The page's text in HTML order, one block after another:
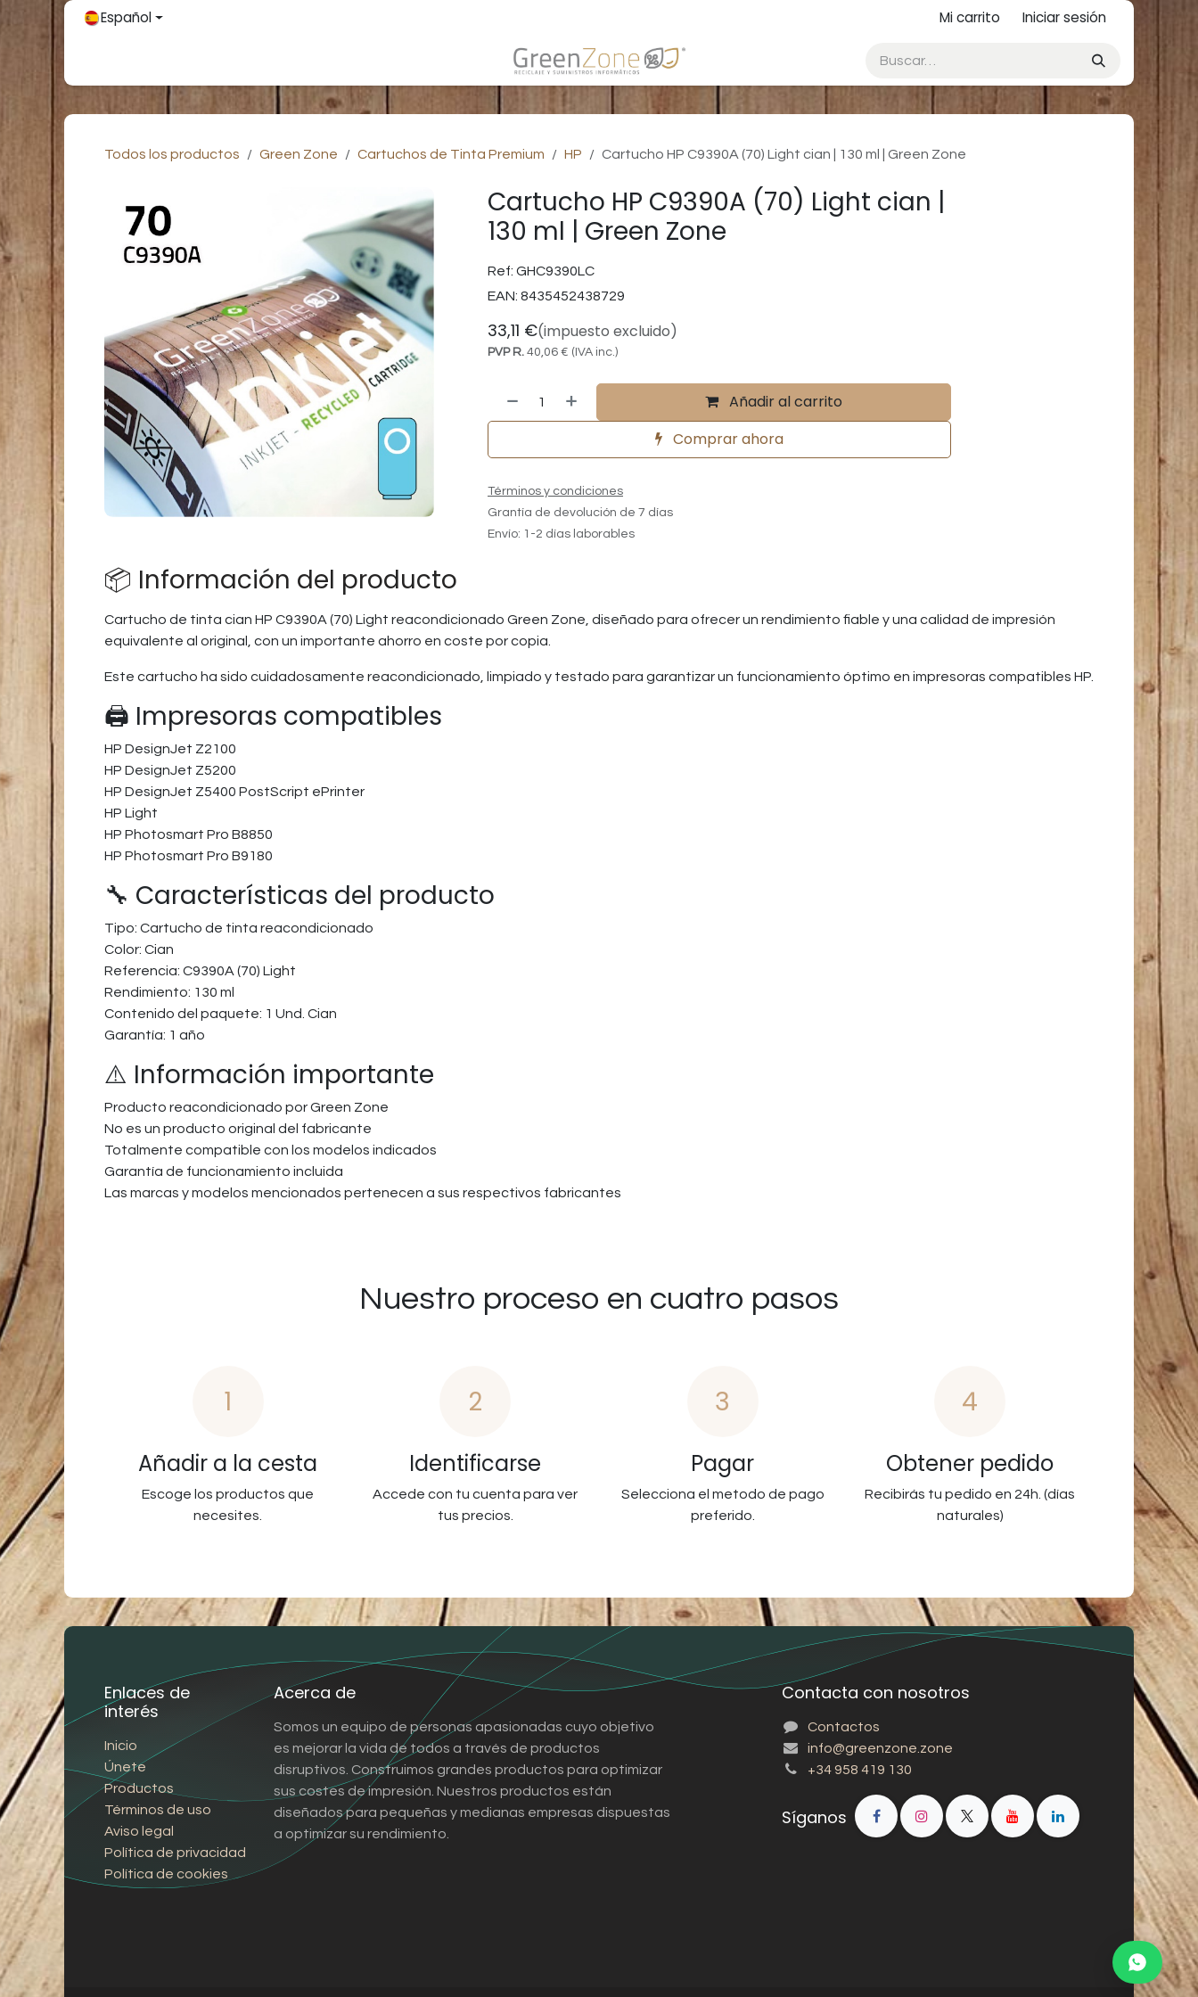
Ir al contenidoEspañol Mi carrito Iniciar sesión
Todos los productos Green Zone Cartuchos de Tinta Premium HP Cartucho HP C9390A (70) Light cian | 130 ml | Green Zone
Cartucho HP C9390A (70) Light cian |
130 ml | Green Zone
Ref: GHC9390LC
EAN: 8435452438729
33,11 €(impuesto excluido)
PVP R. 40,06€ (IVA inc.)
Añadir al carrito
Comprar ahora
Términos y condiciones
Grantía de devolución de 7 días
Envío: 1-2 días laborables
📦 Información del producto
Cartucho de tinta cian HP C9390A (70) Light reacondicionado Green Zone, diseñado para ofrecer un rendimiento fiable y una calidad de impresión
equivalente al original, con un importante ahorro en coste por copia.
Este cartucho ha sido cuidadosamente reacondicionado, limpiado y testado para garantizar un funcionamiento óptimo en impresoras compatibles HP.
🖨️ Impresoras compatibles
HP DesignJet Z2100
HP DesignJet Z5200
HP DesignJet Z5400 PostScript ePrinter
HP Light
HP Photosmart Pro B8850
HP Photosmart Pro B9180
🔧 Características del producto
Tipo: Cartucho de tinta reacondicionado
Color: Cian
Referencia: C9390A (70) Light
Rendimiento: 130 ml
Contenido del paquete: 1 Und. Cian
Garantía: 1 año
⚠️ Información importante
Producto reacondicionado por Green Zone
No es un producto original del fabricante
Totalmente compatible con los modelos indicados
Garantía de funcionamiento incluida
Las marcas y modelos mencionados pertenecen a sus respectivos fabricantes
Nuestro proceso en cuatro pasos
1
Añadir a la cesta
Escoge los productos que
necesites.
2
Identificarse
Accede con tu cuenta para ver
tus precios.
3
Pagar
Selecciona el metodo de pago
preferido.
4
Obtener pedido
Recibirás tu pedido en 24h. (días
naturales)
Enlaces de
interés
Inicio
Únete
Productos
Términos de uso
Aviso legal
Política de privacidad
Política de cookies
Acerca de
Somos un equipo de personas apasionadas cuyo objetivo
es mejorar la vida de todos a través de productos
disruptivos. Construimos grandes productos para optimizar
sus costes de impresión. Nuestros productos están
diseñados para pequeñas y medianas empresas dispuestas
a optimizar su rendimiento.
Contacta con nosotros
Contactos
info@greenzone.zone
+34 958 419 130
Síganos